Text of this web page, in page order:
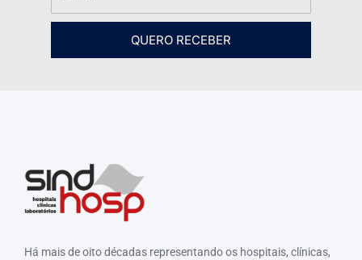
QUERO RECEBER
Há mais de oito décadas representando os hospitais, clínicas,